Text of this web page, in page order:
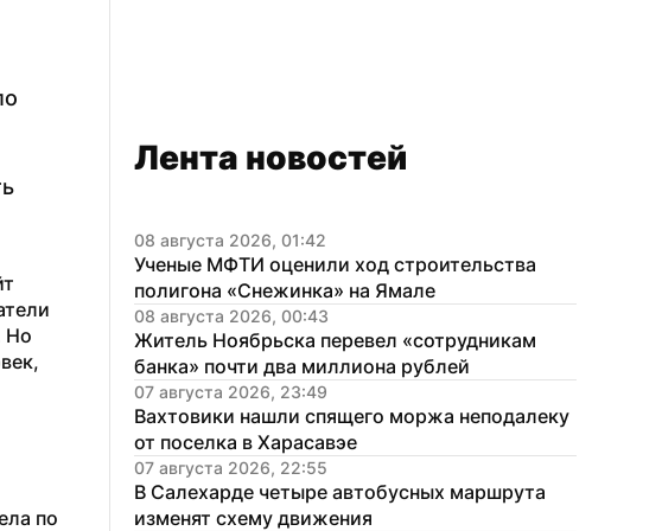
Но
по
Лента новостей
08 августа 2026, 01:42
Ученые МФТИ оценили ход строительства
полигона «Снежинка» на Ямале
08 августа 2026, 00:43
Житель Ноябрьска перевел «сотрудникам
банка» почти два миллиона рублей
07 августа 2026, 23:49
Вахтовики нашли спящего моржа неподалеку
от поселка в Харасавэе
07 августа 2026, 22:55
В Салехарде четыре автобусных маршрута
изменят схему движения